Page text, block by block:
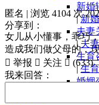
新婚
|新
夫妻
| 夫
生育
|生
婚姻
匿名 | 浏览 4104 次
分享到：
女儿从小懂事，乖巧
造成我们做父母的，
 举报  关注  (633)
我来回答：